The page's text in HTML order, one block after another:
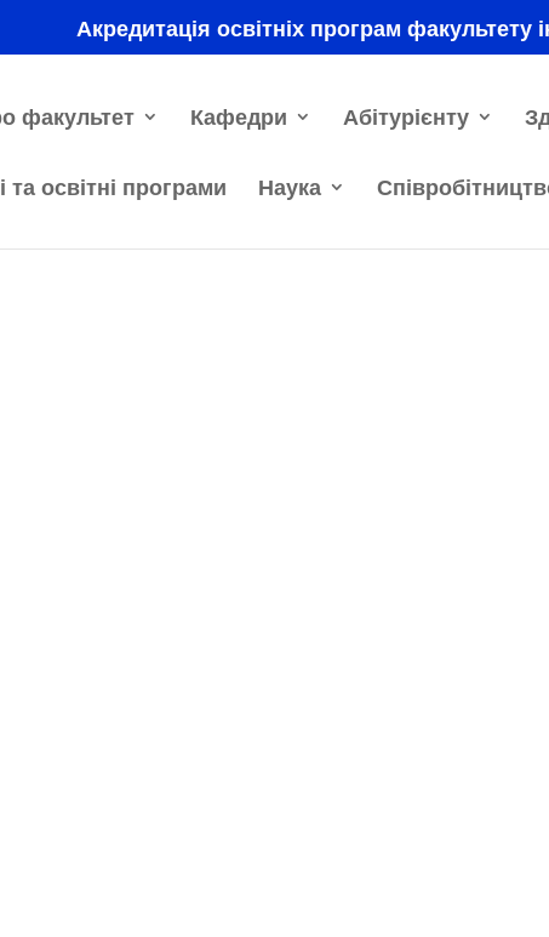
Акредитація освітніх програм
факультет Кафедри Абітурієнту
та освітні програми Наука